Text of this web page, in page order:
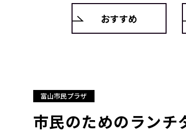
おすすめ
市民のためのラン
富山市民プラザ